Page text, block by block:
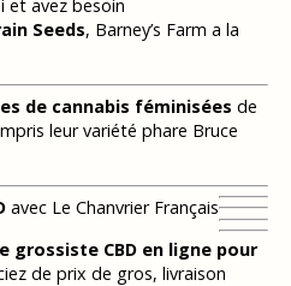
et avez besoin
Seeds, Barney’s Farm a la
de cannabis féminisées de
leur variété phare Bruce
avec Le Chanvrier Français
grossiste CBD en ligne pour
de prix de gros, livraison